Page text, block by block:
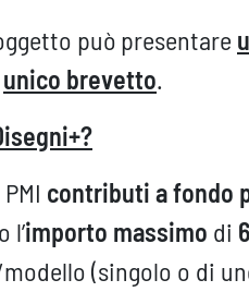
può presentare
unico brevetto.
contributi a fondo
l’importo massimo di
(singolo o di